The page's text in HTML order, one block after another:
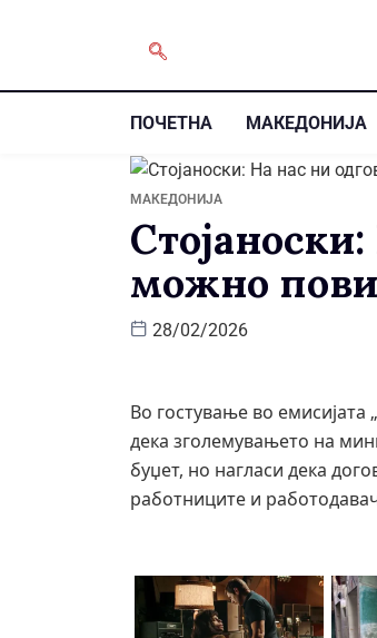
ПОЧЕТНА МАКЕДОНИЈА
МАКЕДОНИЈА
можно
28/02/2026
Во гостување во емисијата
дека зголемувањето на
буџет, но нагласи дека
работниците и